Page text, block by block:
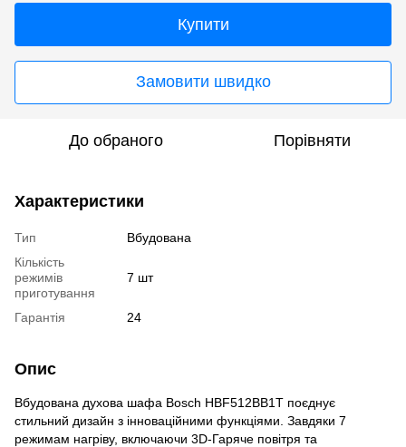
Купити
Замовити швидко
До обраного Порівняти
Характеристики
Тип
Вбудована
Кількість
режимів
приготування
7 шт
Гарантія 24
Опис
Вбудована духова шафа Bosch HBF512BB1T поєднує
стильний дизайн з інноваційними функціями. Завдяки 7
режимам нагріву, включаючи 3D-Гаряче повітря та